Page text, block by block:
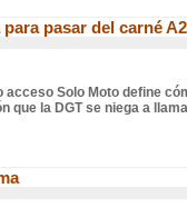
pasar del carné
Solo Moto define
que la DGT se niega a